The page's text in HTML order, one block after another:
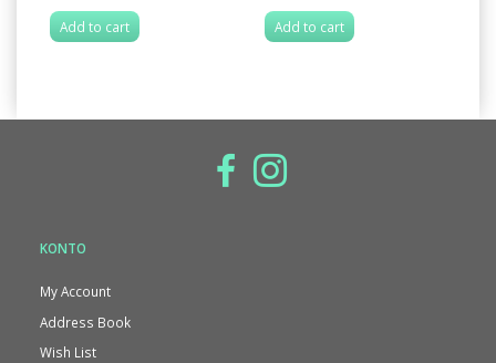
Add to cart Add to cart
KONTO
My Account
Address Book
Wish List